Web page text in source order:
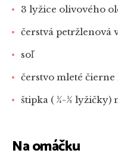
3 lyžice olivového
čerstvá petržlenová
soľ
čerstvo mleté
štipka ( ¼-½ lyžičky)
Na omáčku